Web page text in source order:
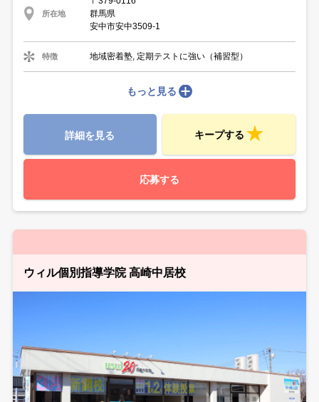
所在地
群馬県
安中市安中3509-1
特徴 地域密着塾, 定期テストに強い（補習型）
もっと見る
詳細を見る キープする
応募する
ウィル個別指導学院 高崎中居校